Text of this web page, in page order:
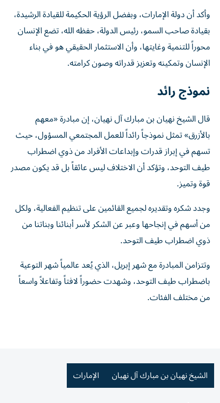
وأكد أن دولة الإمارات، وبفضل الرؤية الحكيمة للقيادة الرشيدة،
بقيادة صاحب السمو، رئيس الدولة، حفظه الله، تضع الإنسان
محوراً للتنمية وغايتها، وأن الاستثمار الحقيقي هو في بناء
الإنسان وتمكينه وتعزيز قدراته وصون كرامته.
نموذج رائد
قال الشيخ نهيان بن مبارك آل نهيان، إن مبادرة «معهم
بالأزرق» تمثل نموذجاً رائداً للعمل المجتمعي المسؤول، حيث
تسهم في إبراز قدرات وإبداعات الأفراد من ذوي اضطراب
طيف التوحد، وتؤكد أن الاختلاف ليس عائقاً بل قد يكون مصدر
قوة وتميز.
وجدد شكره وتقديره لجميع القائمين على تنظيم الفعالية، ولكل
من أسهم في إنجاحها وعبر عن الشكر لأسر أبنائنا وبناتنا من
ذوي اضطراب طيف التوحد.
وتتزامن المبادرة مع شهر إبريل، الذي يُعد عالمياً شهر التوعية
باضطراب طيف التوحد، وشهدت حضوراً لافتاً وتفاعلاً واسعاً
من مختلف الفئات.
الشيخ نهيان بن مبارك آل نهيان الإمارات